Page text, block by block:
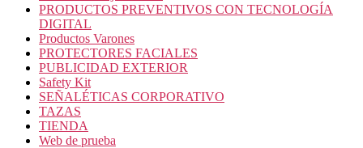
PRODUCTOS PREVENTIVOS CON TECNOLOGÍA
DIGITAL
Productos Varones
PROTECTORES FACIALES
PUBLICIDAD EXTERIOR
Safety Kit
SEÑALÉTICAS CORPORATIVO
TAZAS
TIENDA
Web de prueba